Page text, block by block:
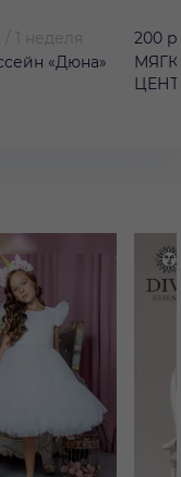
1 неделя
«Дюна»
200